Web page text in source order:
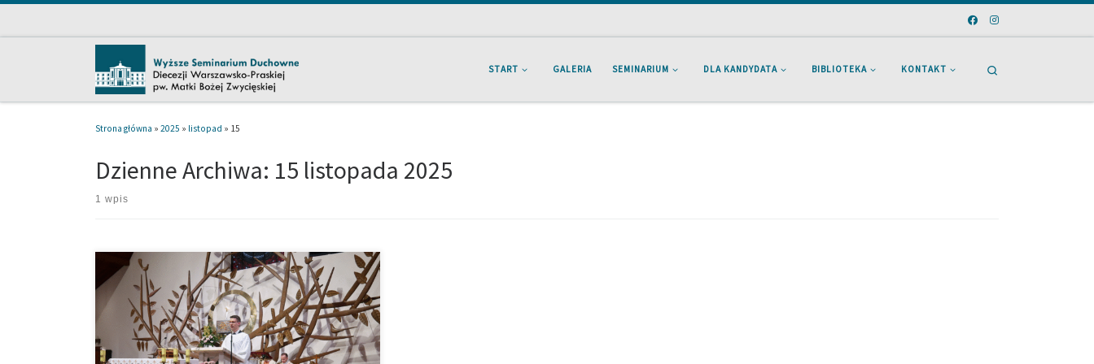
START GALERIA SEMINARIUM DLA KANDYDATA BIBLIOTEKA KONTAKT
Strona główna » 2025 » listopad » 15
Dzienne Archiwa: 15 listopada 2025
1 wpis